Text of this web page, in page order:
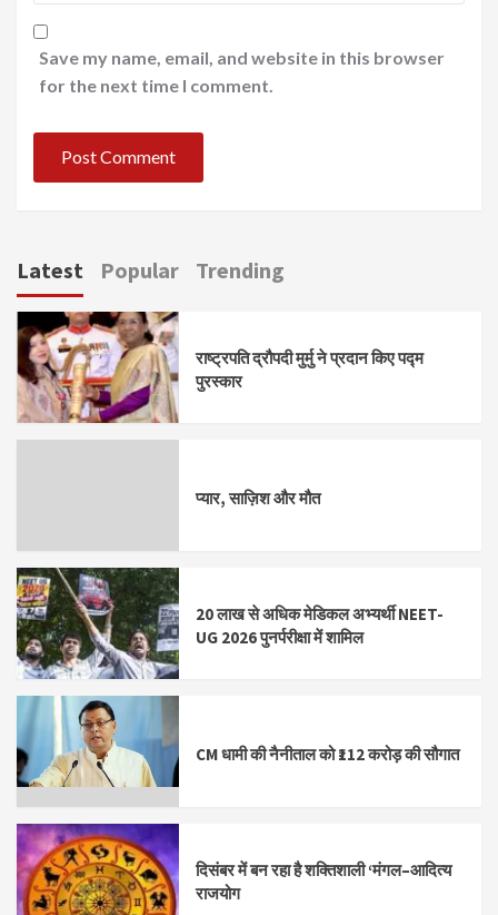
Save my name, email, and website in this browser
for the next time I comment.
Latest Popular Trending
राष्ट्रपति द्रौपदी मुर्मु ने प्रदान किए पद्म
पुरस्कार
प्यार, साज़िश और मौत
20 लाख से अधिक मेडिकल अभ्यर्थी NEET-
UG 2026 पुनर्परीक्षा में शामिल
CM धामी की नैनीताल को ₹112 करोड़ की सौगात
दिसंबर में बन रहा है शक्तिशाली ‘मंगल–आदित्य
राजयोग